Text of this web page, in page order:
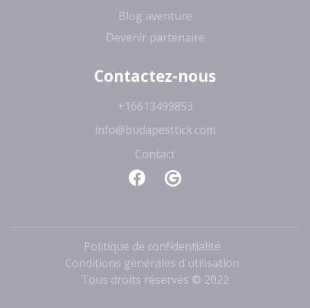
Blog aventure
Devenir partenaire
Contactez-nous
+16613499853
info@budapesttick.com
Contact
Politique de confidentialité
Conditions générales d'utilisation
Tous droits réservés © 2022